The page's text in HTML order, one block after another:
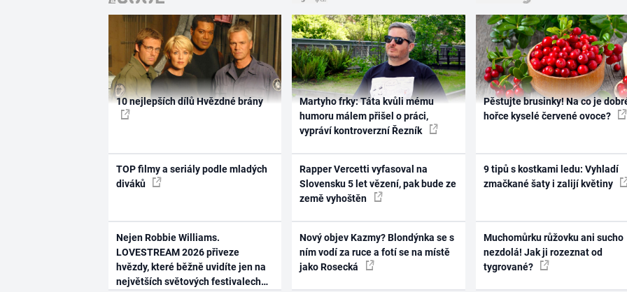
10 nejlepších dílů Hvězdné brány
TOP filmy a seriály podle mladých
diváků
Nejen Robbie Williams.
LOVESTREAM 2026 přiveze
hvězdy, které běžně uvidíte jen na
největších světových festivalech
Martyho frky: Táta kvůli mému
humoru málem přišel o práci,
vypráví kontroverzní Řezník
Rapper Vercetti vyfasoval na
Slovensku 5 let vězení, pak bude ze
země vyhoštěn
Nový objev Kazmy? Blondýnka se s
ním vodí za ruce a fotí se na místě
jako Rosecká
Pěstujte brusinky! Na co je
hořce kyselé červené ovoce?
9 tipů s kostkami ledu: Vyhladí
zmačkané šaty i zalijí květiny
Muchomůrku růžovku ani sucho
nezdolá! Jak ji rozeznat od
tygrované?